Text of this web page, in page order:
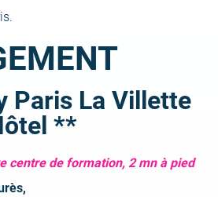
Paris La Villette
**
centre de formation, 2 mn à pied